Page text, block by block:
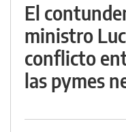
El
ministro
conflicto
las pymes